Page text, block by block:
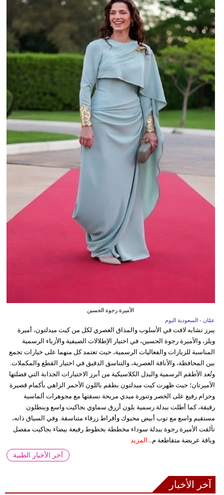
الأميرة رجوة الحسين
عمّان - السعودية اليوم
يبرز تشابه لافت في الأسلوب والمذاق العصري لكل من كيت ميدلتون، أميرة
ويلز، والأميرة رجوة الحسين، في اختيار الإطلالات الصيفية والأزياء الرسمية
المناسبة للزيارات والفعاليات الرسمية، حيث تعتمد كل منهما على خيارات تجمع
بين المحافظة، والأناقة العصرية، والتناسق الدقيق في اختيار القطع والمكملات.
وتُعد الأطقم الرسمية والبدل الكلاسيكية من أبرز الاختيارات الجذابة التي فضلتها
الأميرتان؛ حيث ظهرت كيت ميدلتون بطقم باللون الأحمر الزاهي بأكمام قصيرة
وحزام رفيع على الخصر وتنورة ميدي مريحة نسقتها مع مجوهرات ألماسية
رقيقة، كما أطلت ببدلة رسمية بلون أزرق سماوي بجاكيت واسع وبنطلون
مستقيم واسع مع توب أبيض محبوك وأقراط زرقاء متناسقة. وفي السياق ذاته،
تألقت الأميرة رجوة ببدلة سوداء مخططة بخطوط رفيعة بيضاء بجاكيت مفصل
وياقة عريضة متقاطعة م... المزيد
آخر الأخبار الطبية
آخر الأخبار